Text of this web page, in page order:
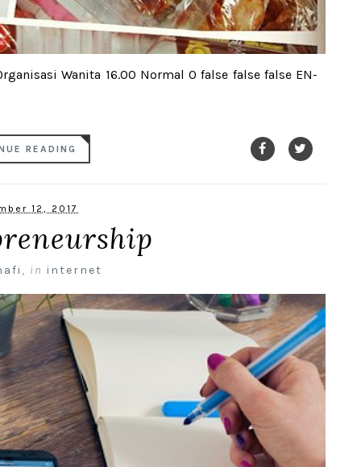
Wanita 16.00 Normal 0 false false false EN-
READING
12, 2017
, in internet